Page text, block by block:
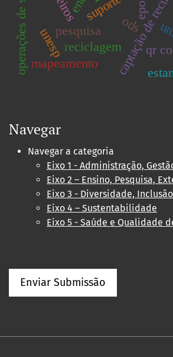
pesquisa captação de
unesp
mapeamento
qr
ods
reciclagem
epoa
Navegar
Navegar a categoria
Eixo 1 - Administração,
Eixo 2 – Ensino, Pesquisa,
Eixo 3 - Diversidade,
Eixo 4 – Sustentabilidade
Eixo 5 - Saúde e Qualidade
Enviar Submissão